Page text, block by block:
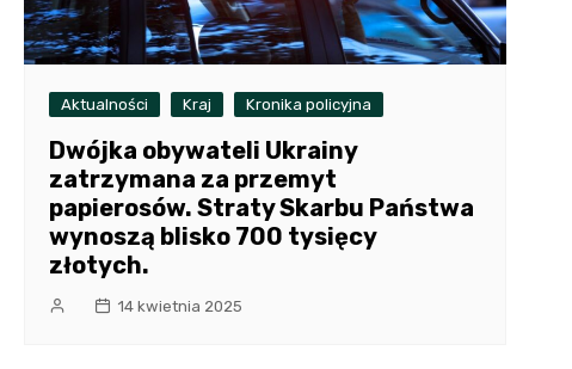
Aktualności Kraj Kronika policyjna
Dwójka obywateli Ukrainy
zatrzymana za przemyt
papierosów. Straty Skarbu Państwa
wynoszą blisko 700 tysięcy
złotych.
14 kwietnia 2025